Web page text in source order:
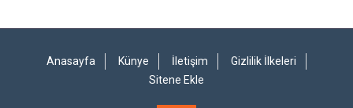
Anasayfa Künye İletişim
Gizlilik İlkeleri
Sitene Ekle